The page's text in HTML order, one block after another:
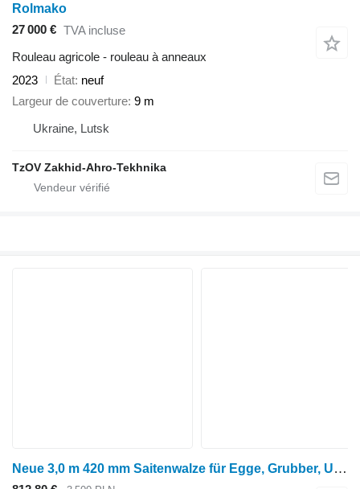
Rolmako
27 000 € TVA incluse
Rouleau agricole - rouleau à anneaux
2023
État neuf
Largeur de couverture 9 m
Ukraine, Lutsk
TzOV Zakhid-Ahro-Tekhnika
Neue 3,0 m 420 mm Saitenwalze für Egge, Grubber, Untergrundlocke